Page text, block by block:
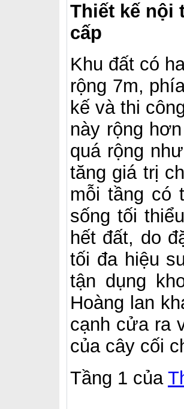
Thiết kế nội
cấp
Khu đất có
rộng 7m,
kế và thi
này rộng
quá rộng
tăng giá trị
mỗi tầng có
sống tối
hết đất, do
tối đa hiệu
tận dụng
Hoàng lan
cạnh cửa ra
của cây cối
Tầng 1 của